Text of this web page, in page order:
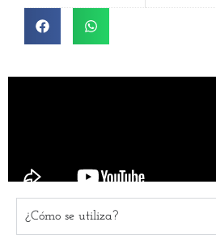
¿Cómo se utiliza?